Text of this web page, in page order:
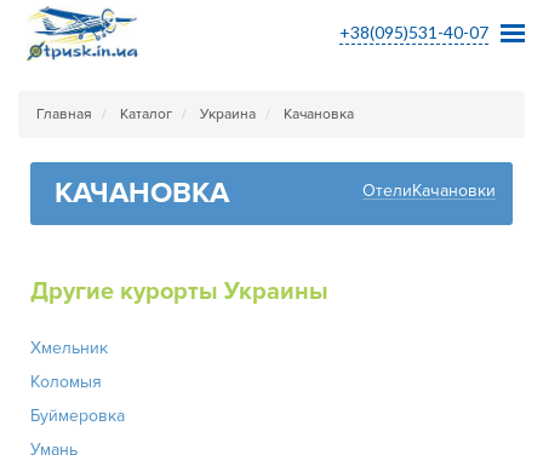
+38(095)531-40-07
Главная Каталог Украина Качановка
КАЧАНОВКА ОтелиКачановки
Другие курорты Украины
Хмельник
Коломыя
Буймеровка
Умань